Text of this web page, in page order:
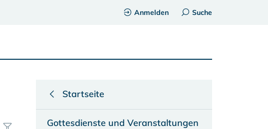
Anmelden Suche
Startseite
Gottesdienste und Veranstaltungen